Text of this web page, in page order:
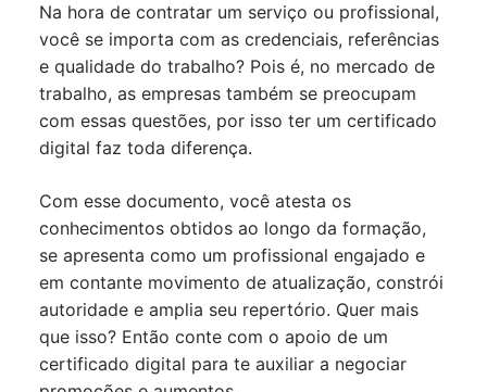
Na hora de contratar um serviço ou profissional,
você se importa com as credenciais, referências
e qualidade do trabalho? Pois é, no mercado de
trabalho, as empresas também se preocupam
com essas questões, por isso ter um certificado
digital faz toda diferença.
Com esse documento, você atesta os
conhecimentos obtidos ao longo da formação,
se apresenta como um profissional engajado e
em contante movimento de atualização, constrói
autoridade e amplia seu repertório. Quer mais
que isso? Então conte com o apoio de um
certificado digital para te auxiliar a negociar